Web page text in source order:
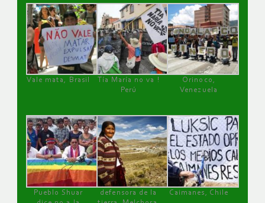
Vale mata, Brasil
Tía María no va !
Perú
Orinoco,
Venezuela
Pueblo Shuar
defensora de la
Caimanes, Chile